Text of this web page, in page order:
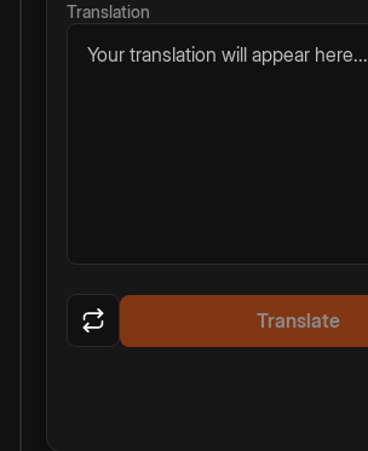
Translation
Your translation will appear here...
Translate